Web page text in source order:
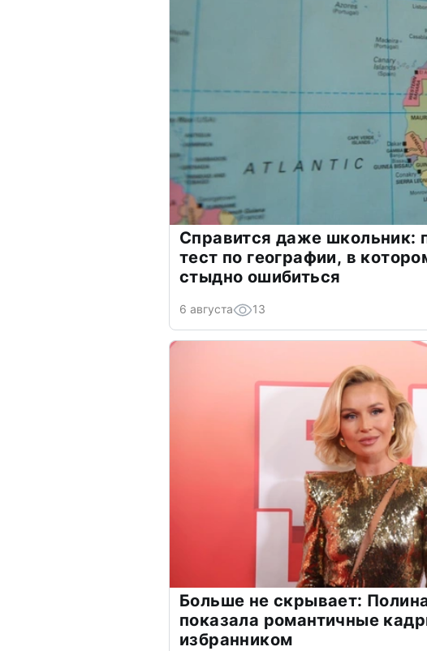
Справится даже школьник:
тест по географии, в
стыдно ошибиться
6 августа 13
Больше не скрывает:
показала романтичные
избранником